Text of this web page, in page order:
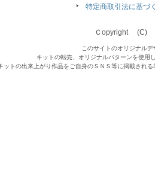
特定商取引法に基づ
Ｃopyright (C)
このサイトのオリジナル
キットの転売、オリジナルパターンを使用
ットの出来上がり作品をご自身のＳＮＳ等に掲載され